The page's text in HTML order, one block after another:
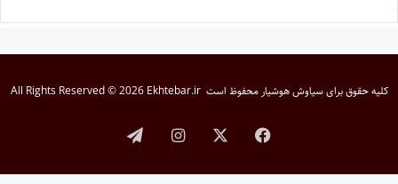
کلیه حقوق برایسیاوش هوشیار محفوظ است All Rights Reserved © 2026 Ekhtebar.ir